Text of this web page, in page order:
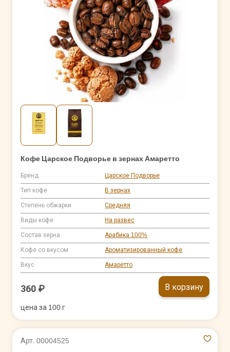
Кофе Царское Подворье в зернах Амаретто
Бренд Царское Подворье
Тип кофе В зернах
Степень обжарки Средняя
Виды кофе На развес
Состав зерна Арабика 100%
Кофе со вкусом Ароматизированный кофе
Вкус Амаретто
360 ₽ В корзину
цена за 100 г
Арт. 00004525